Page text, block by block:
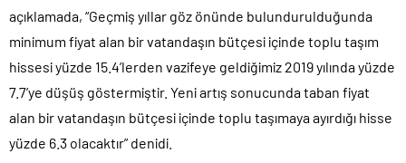
açıklamada, “Geçmiş yıllar göz önünde bulundurulduğunda
minimum fiyat alan bir vatandaşın bütçesi içinde toplu taşım
hissesi yüzde 15.4’lerden vazifeye geldiğimiz 2019 yılında yüzde
7.7’ye düşüş göstermiştir. Yeni artış sonucunda taban fiyat
alan bir vatandaşın bütçesi içinde toplu taşımaya ayırdığı hisse
yüzde 6.3 olacaktır” denidi.